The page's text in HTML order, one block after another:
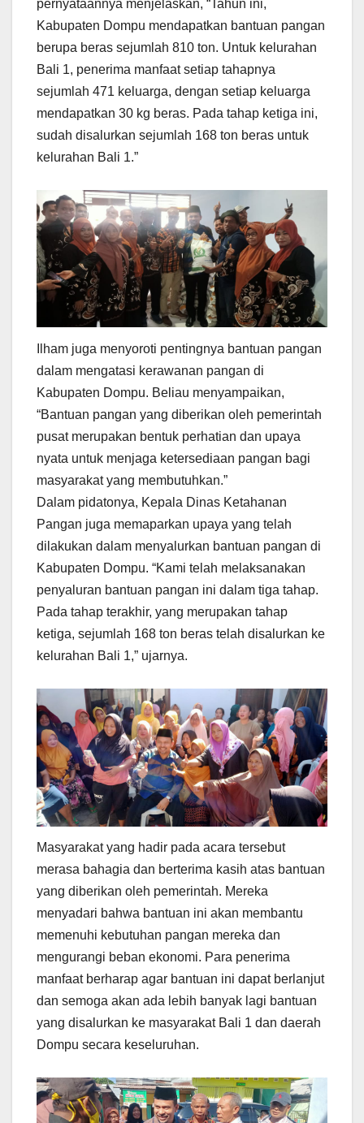
pernyataannya menjelaskan, “Tahun ini,
Kabupaten Dompu mendapatkan bantuan pangan
berupa beras sejumlah 810 ton. Untuk kelurahan
Bali 1, penerima manfaat setiap tahapnya
sejumlah 471 keluarga, dengan setiap keluarga
mendapatkan 30 kg beras. Pada tahap ketiga ini,
sudah disalurkan sejumlah 168 ton beras untuk
kelurahan Bali 1.”
Ilham juga menyoroti pentingnya bantuan pangan
dalam mengatasi kerawanan pangan di
Kabupaten Dompu. Beliau menyampaikan,
“Bantuan pangan yang diberikan oleh pemerintah
pusat merupakan bentuk perhatian dan upaya
nyata untuk menjaga ketersediaan pangan bagi
masyarakat yang membutuhkan.”
Dalam pidatonya, Kepala Dinas Ketahanan
Pangan juga memaparkan upaya yang telah
dilakukan dalam menyalurkan bantuan pangan di
Kabupaten Dompu. “Kami telah melaksanakan
penyaluran bantuan pangan ini dalam tiga tahap.
Pada tahap terakhir, yang merupakan tahap
ketiga, sejumlah 168 ton beras telah disalurkan ke
kelurahan Bali 1,” ujarnya.
Masyarakat yang hadir pada acara tersebut
merasa bahagia dan berterima kasih atas bantuan
yang diberikan oleh pemerintah. Mereka
menyadari bahwa bantuan ini akan membantu
memenuhi kebutuhan pangan mereka dan
mengurangi beban ekonomi. Para penerima
manfaat berharap agar bantuan ini dapat berlanjut
dan semoga akan ada lebih banyak lagi bantuan
yang disalurkan ke masyarakat Bali 1 dan daerah
Dompu secara keseluruhan.